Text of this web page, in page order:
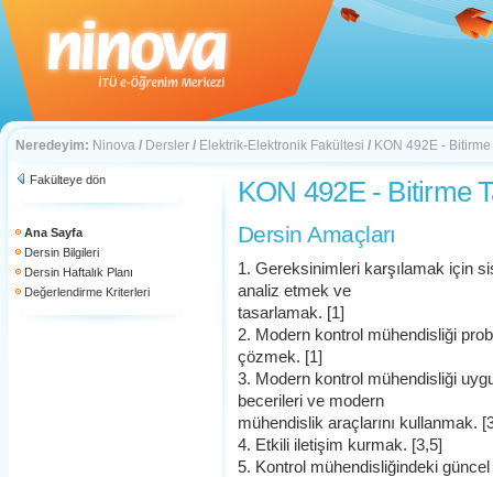
Neredeyim: Ninova / Dersler / Elektrik-Elektronik Fakültesi / KON 492E -
Fakülteye dön
Ana Sayfa
Dersin Bilgileri
Dersin Haftalık Planı
Değerlendirme Kriterleri
KON 492E - Bitirme
Dersin Amaçları
1. Gereksinimleri karşılamak için
analiz etmek ve
tasarlamak. [1]
2. Modern kontrol mühendisliği
çözmek. [1]
3. Modern kontrol mühendisliği
becerileri ve modern
mühendislik araçlarını kullanmak.
4. Etkili iletişim kurmak. [3,5]
5. Kontrol mühendisliğindeki